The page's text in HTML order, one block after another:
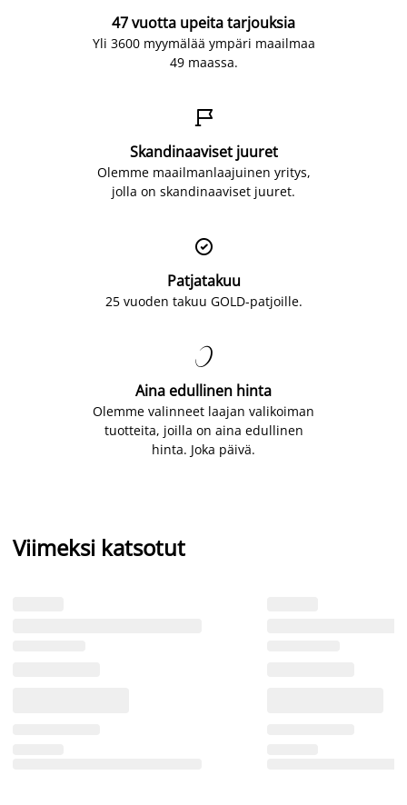
47 vuotta upeita tarjouksia
Yli 3600 myymälää ympäri maailmaa
49 maassa.

Skandinaaviset juuret
Olemme maailmanlaajuinen yritys,
jolla on skandinaaviset juuret.

Patjatakuu
25 vuoden takuu GOLD-patjoille.

Aina edullinen hinta
Olemme valinneet laajan valikoiman
tuotteita, joilla on aina edullinen
hinta. Joka päivä.
Viimeksi katsotut